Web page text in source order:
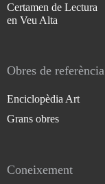
Certamen de Lectura
en Veu Alta
Obres de referència
Enciclopèdia Art
Grans obres
Coneixement